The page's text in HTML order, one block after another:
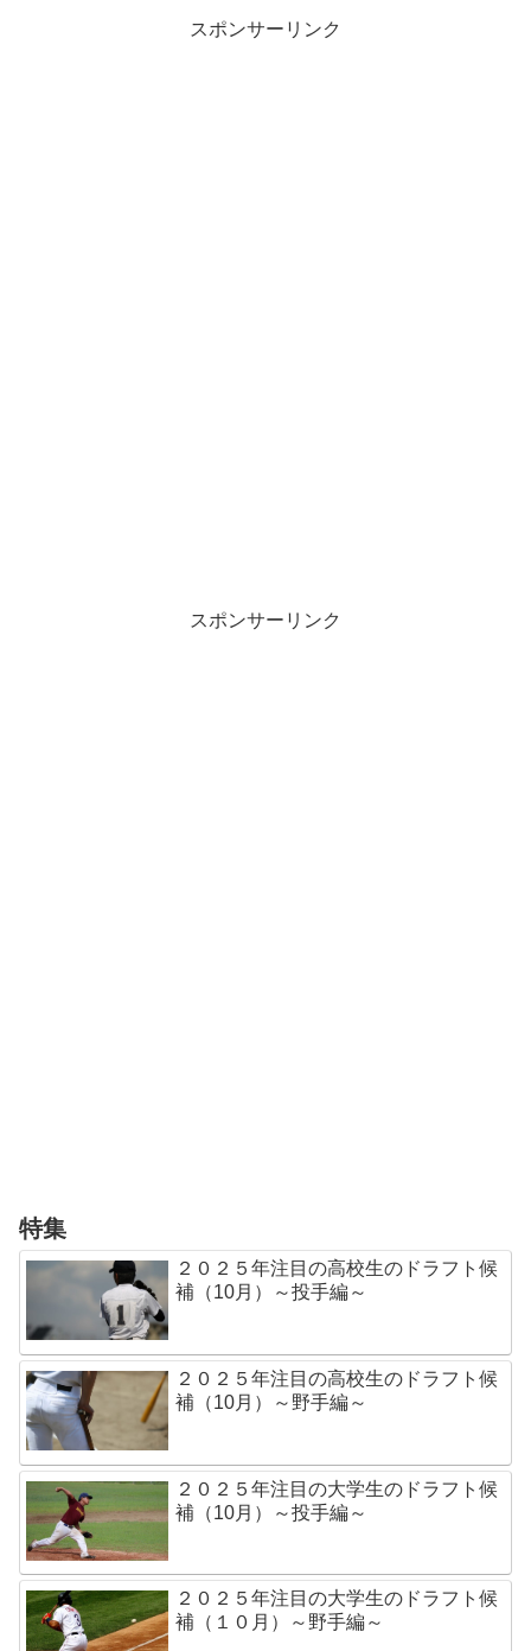
スポンサーリンク
スポンサーリンク
特集
２０２５年注目の高校生のドラフト候
補（10月）～投手編～
２０２５年注目の高校生のドラフト候
補（10月）～野手編～
２０２５年注目の大学生のドラフト候
補（10月）～投手編～
２０２５年注目の大学生のドラフト候
補（１０月）～野手編～